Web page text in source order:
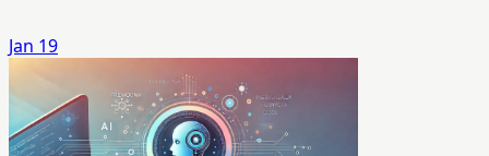
Jan 19